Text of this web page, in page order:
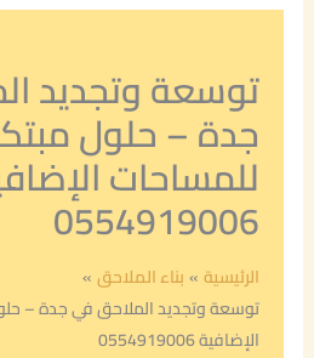
توسعة وتجديد
جدة – حلول
للمساحات
0554919006
الرئيسية
بناء الملاحق
توسعة وتجديد الملاحق في جدة –
الإضافية 0554919006